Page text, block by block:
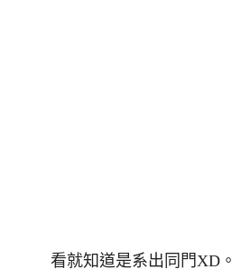
看就知道是系出同門XD。